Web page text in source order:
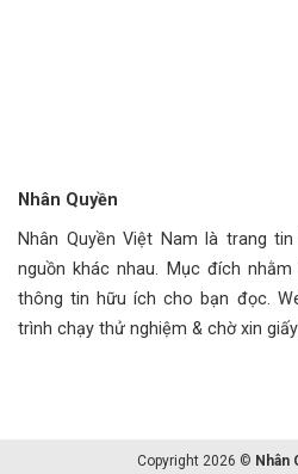
Nhân Quyền
Nhân Quyền Việt Nam là trang
nguồn khác nhau. Mục đích
thông tin hữu ích cho bạn đọc.
trình chạy thử nghiệm & chờ xin
Copyright 2026 © Nhân